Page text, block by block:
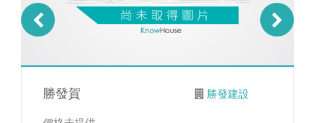
勝發賀
勝發建設